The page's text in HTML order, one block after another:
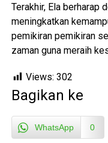
Terakhir, Ela berharap
meningkatkan
pemikiran pemikiran
zaman guna meraih
Views: 302
Bagikan ke
WhatsApp 0